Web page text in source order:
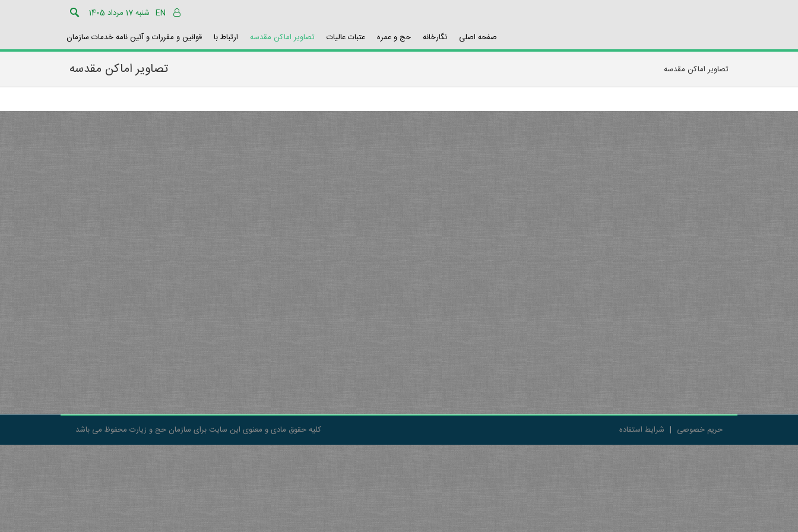
شنبه 17 مرداد 1405 EN
صفحه اصلی
نگارخانه حج و عمره عتبات عالیات تصاویر اماکن مقدسه ارتباط با قوانین و مقررات و آئین نامه خدمات سازمان
تصاویر اماکن مقدسه تصاویر اماکن مقدسه
کلیه حقوق مادی و معنوی این سایت برای سازمان حج و زیارت محفوظ می باشد حریم خصوصی | شرایط استفاده